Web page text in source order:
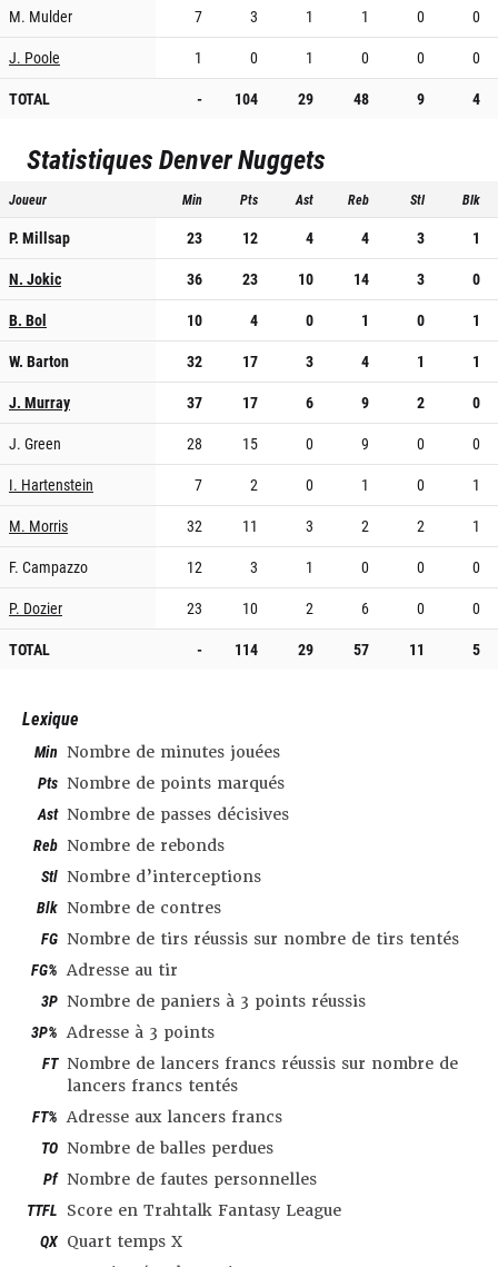
M. Mulder
7 3 1 1 0
0
J. Poole
1 0 1 0 0
0
TOTAL
- 104 29 48 9 4
StatistiquesDenver Nuggets
Joueur Min Pts Ast Reb Stl Blk
P. Millsap 23 12 4 4 3
1
N. Jokic
36 23 10 14 3
0
B. Bol
10 4 0 1 0
1
W. Barton
32 17 3 4 1
1
J. Murray
37 17 6 9 2
0
J. Green
28 15 0 9 0
0
I. Hartenstein
7 2 0 1 0
1
M. Morris
32 11 3 2 2
1
F. Campazzo
12 3 1 0 0
0
P. Dozier
23 10 2 6 0
0
TOTAL
- 114 29 57 11 5
Lexique
Min Nombre de minutes jouées
Pts Nombre de points marqués
Ast Nombre de passes décisives
Reb Nombre de rebonds
Stl Nombre d’interceptions
Blk Nombre de contres
FG Nombre de tirs réussis sur nombre de tirs tentés
FG% Adresse au tir
3P Nombre de paniers à 3 points réussis
3P% Adresse à 3 points
FT Nombre de lancers francs réussis sur nombre de
lancers francs tentés
FT% Adresse aux lancers francs
TO Nombre de balles perdues
Pf Nombre de fautes personnelles
TTFL Score en Trahtalk Fantasy League
QX Quart temps X